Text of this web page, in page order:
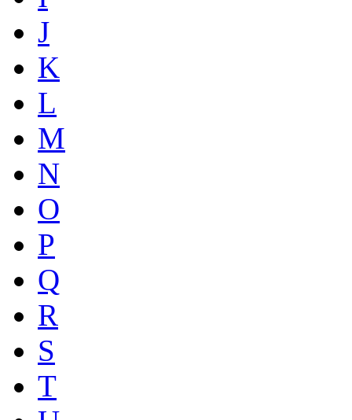
J
K
L
M
N
O
P
Q
R
S
T